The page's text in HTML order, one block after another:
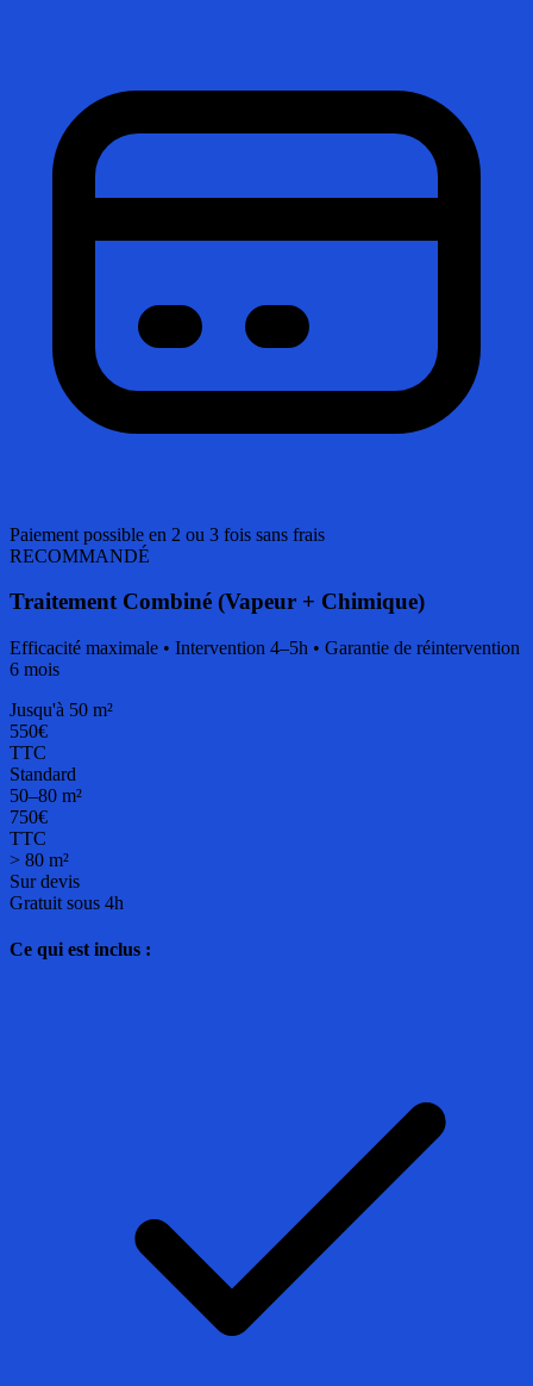
Paiement possible en 2 ou 3 fois sans frais
RECOMMANDÉ
Traitement Combiné (Vapeur + Chimique)
Efficacité maximale • Intervention 4–5h • Garantie de réintervention
6 mois
Jusqu'à 50 m²
550€
TTC
Standard
50–80 m²
750€
TTC
> 80 m²
Sur devis
Gratuit sous 4h
Ce qui est inclus :